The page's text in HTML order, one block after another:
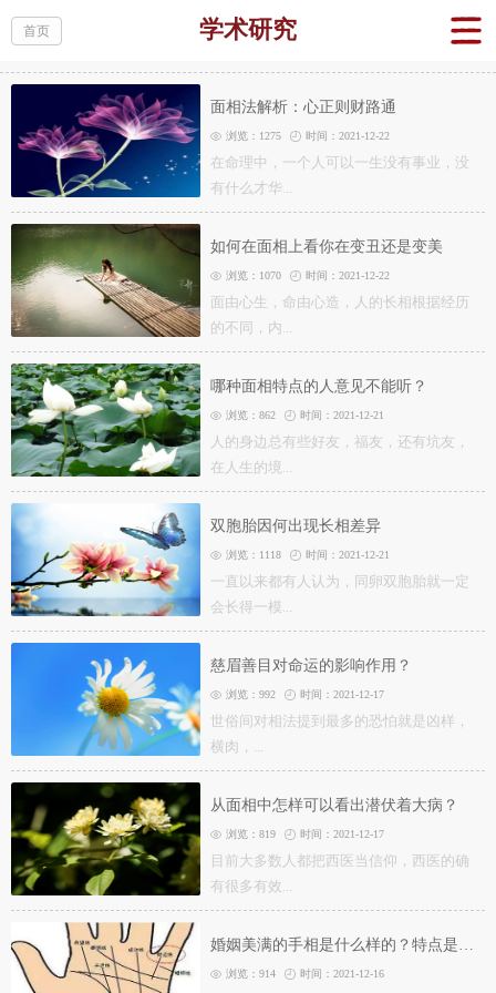
首页 学术研究
​面相法解析：心正则财路通
浏览：1275 时间：2021-12-22
在命理中，一个人可以一生没有事业，没
有什么才华...
如何在面相上看你在变丑还是变美
浏览：1070 时间：2021-12-22
面由心生，命由心造，人的长相根据经历
的不同，内...
哪种面相特点的人意见不能听？
浏览：862 时间：2021-12-21
人的身边总有些好友，福友，还有坑友，
在人生的境...
双胞胎因何出现长相差异
浏览：1118 时间：2021-12-21
一直以来都有人认为，同卵双胞胎就一定
会长得一模...
慈眉善目对命运的影响作用？
浏览：992 时间：2021-12-17
世俗间对相法提到最多的恐怕就是凶样，
横肉，...
从面相中怎样可以看出潜伏着大病？
浏览：819 时间：2021-12-17
目前大多数人都把西医当信仰，西医的确
有很多有效...
浏览：914 时间：2021-12-16